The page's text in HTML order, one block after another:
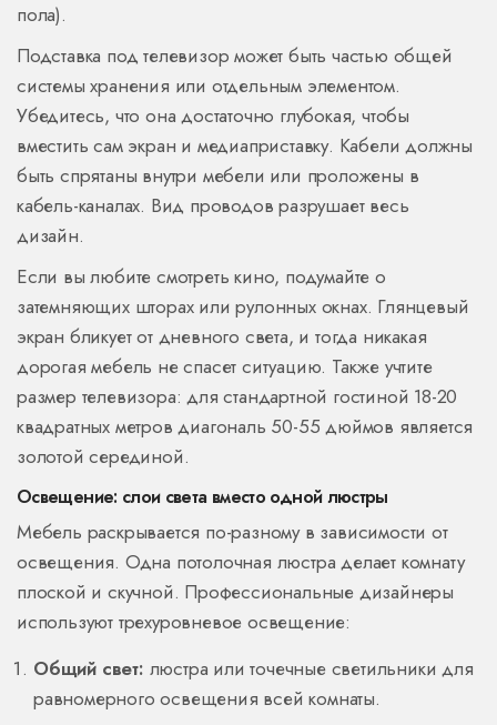
пола).
Подставка под телевизор может быть частью общей
системы хранения или отдельным элементом.
Убедитесь, что она достаточно глубокая, чтобы
вместить сам экран и медиаприставку. Кабели должны
быть спрятаны внутри мебели или проложены в
кабель-каналах. Вид проводов разрушает весь
дизайн.
Если вы любите смотреть кино, подумайте о
затемняющих шторах или рулонных окнах. Глянцевый
экран бликует от дневного света, и тогда никакая
дорогая мебель не спасет ситуацию. Также учтите
размер телевизора: для стандартной гостиной 18-20
квадратных метров диагональ 50-55 дюймов является
золотой серединой.
Освещение: слои света вместо одной люстры
Мебель раскрывается по-разному в зависимости от
освещения. Одна потолочная люстра делает комнату
плоской и скучной. Профессиональные дизайнеры
используют трехуровневое освещение:
Общий свет: люстра или точечные светильники для
равномерного освещения всей комнаты.